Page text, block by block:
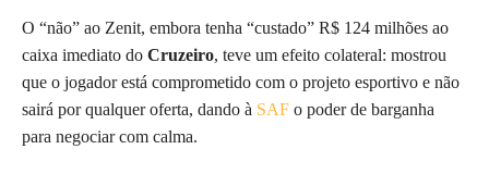
O “não” ao Zenit, embora tenha “custado” R$ 124 milhões ao
caixa imediato do Cruzeiro, teve um efeito colateral: mostrou
que o jogador está comprometido com o projeto esportivo e não
sairá por qualquer oferta, dando à SAF o poder de barganha
para negociar com calma.